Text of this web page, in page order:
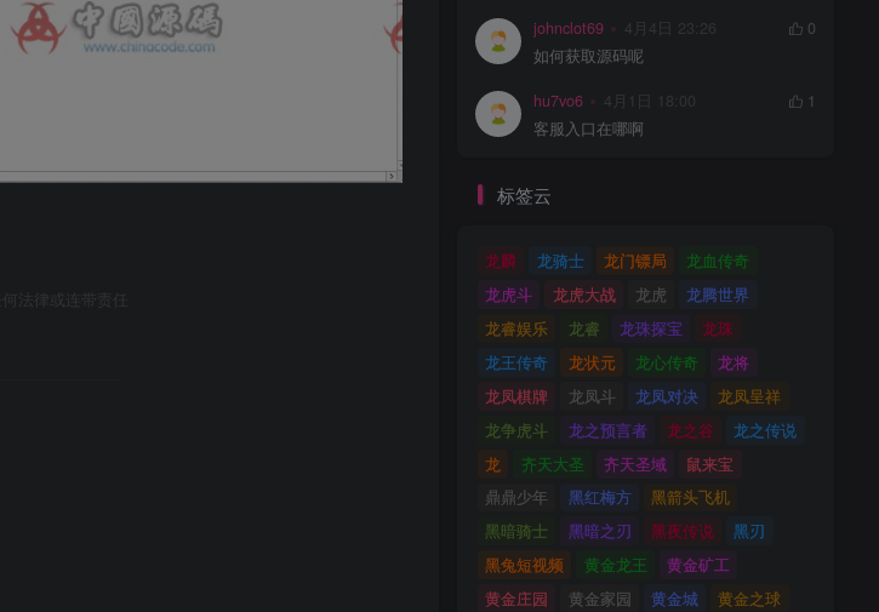
法律或连带责任
johnclot69 4月4日 23:26
0
如何获取源码呢
hu7vo6 4月1日 18:00
1
客服入口在哪啊
标签云
龙麟 龙骑士 龙门镖局
龙血传奇
龙虎斗
龙虎大战 龙虎
龙腾世界
龙睿娱乐
龙睿 龙珠探宝
龙珠
龙王传奇
龙状元 龙心传奇
龙将
龙凤棋牌
龙凤斗 龙凤对决
龙凤呈祥
龙争虎斗
龙之预言者 龙之谷
龙之传说
龙
齐天大圣 齐天圣域
鼠来宝
鼎鼎少年
黑红梅方
黑箭头飞机
黑暗骑士
黑暗之刃 黑夜传说
黑刃
黑兔短视频
黄金龙王
黄金矿工
黄金庄园
黄金家园 黄金城
黄金之球